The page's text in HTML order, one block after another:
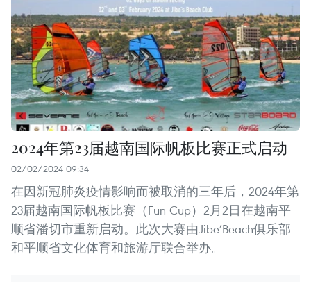
2024年第23届越南国际帆板比赛正式启动
02/02/2024 09:34
在因新冠肺炎疫情影响而被取消的三年后，2024年第
23届越南国际帆板比赛（Fun Cup）2月2日在越南平
顺省潘切市重新启动。此次大赛由Jibe’Beach俱乐部
和平顺省文化体育和旅游厅联合举办。